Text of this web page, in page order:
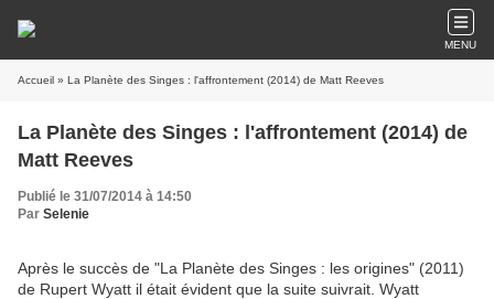
MENU
Accueil » La Planète des Singes : l'affrontement (2014) de Matt Reeves
La Planète des Singes : l'affrontement (2014) de
Matt Reeves
Publié le 31/07/2014 à 14:50
Par Selenie
Après le succès de "La Planète des Singes : les origines" (2011)
de Rupert Wyatt il était évident que la suite suivrait. Wyatt